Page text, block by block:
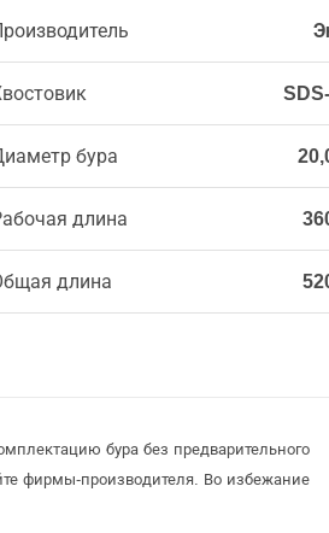
бура
длина
длина
бура без предварительного
фирмы-производителя. Во избежание